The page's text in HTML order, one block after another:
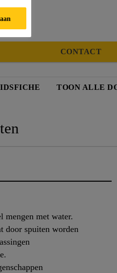
CONTACT
TOON ALLE
mengen met water.
door spuiten worden